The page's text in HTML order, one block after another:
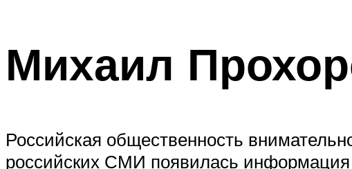
Михаил
Российская общественность
российских СМИ появилась